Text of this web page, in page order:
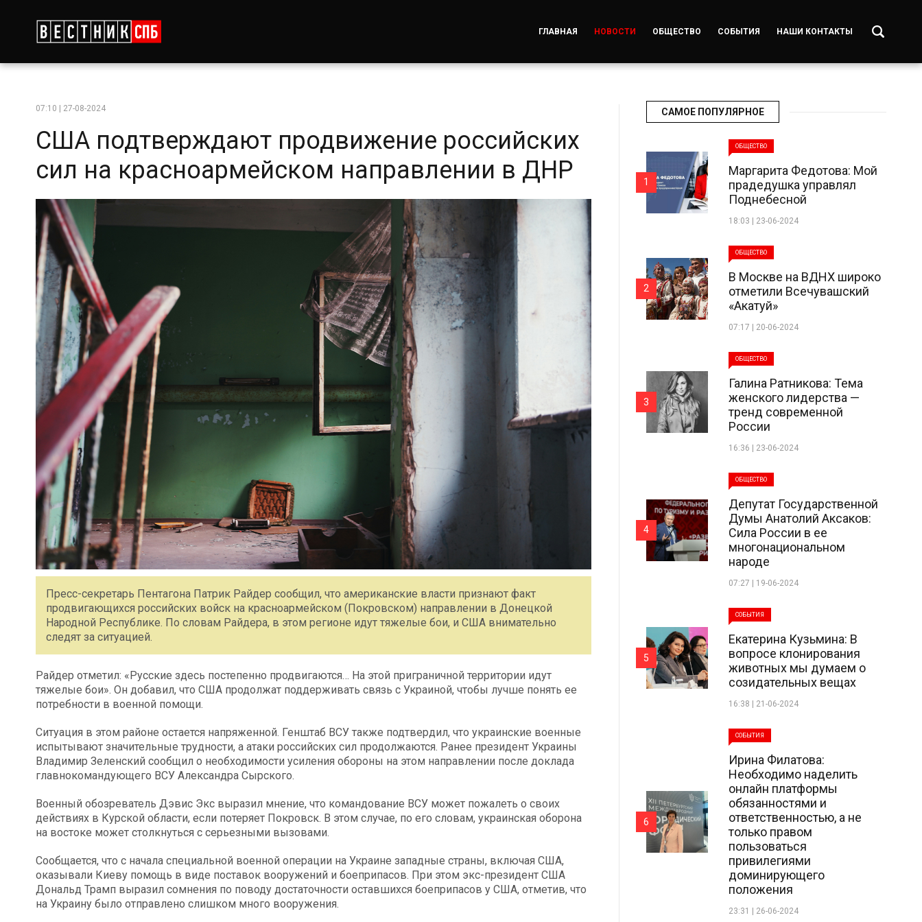
ГЛАВНАЯ НОВОСТИ ОБЩЕСТВО СОБЫТИЯ НАШИ КОНТАКТЫ
07:10 | 27-08-2024
США подтверждают продвижение российских
сил на красноармейском направлении в ДНР
Пресс-секретарь Пентагона Патрик Райдер сообщил, что американские власти признают факт
продвигающихся российских войск на красноармейском (Покровском) направлении в Донецкой
Народной Республике. По словам Райдера, в этом регионе идут тяжелые бои, и США внимательно
следят за ситуацией.
Райдер отметил: «Русские здесь постепенно продвигаются… На этой приграничной территории идут
тяжелые бои». Он добавил, что США продолжат поддерживать связь с Украиной, чтобы лучше понять ее
потребности в военной помощи.
Ситуация в этом районе остается напряженной. Генштаб ВСУ также подтвердил, что украинские военные
испытывают значительные трудности, а атаки российских сил продолжаются. Ранее президент Украины
Владимир Зеленский сообщил о необходимости усиления обороны на этом направлении после доклада
главнокомандующего ВСУ Александра Сырского.
Военный обозреватель Дэвис Экс выразил мнение, что командование ВСУ может пожалеть о своих
действиях в Курской области, если потеряет Покровск. В этом случае, по его словам, украинская оборона
на востоке может столкнуться с серьезными вызовами.
Сообщается, что с начала специальной военной операции на Украине западные страны, включая США,
оказывали Киеву помощь в виде поставок вооружений и боеприпасов. При этом экс-президент США
Дональд Трамп выразил сомнения по поводу достаточности оставшихся боеприпасов у США, отметив, что
на Украину было отправлено слишком много вооружения.
САМОЕ ПОПУЛЯРНОЕ
ОБЩЕСТВО
Маргарита Федотова: Мой
прадедушка управлял
Поднебесной
18:03 | 23-06-2024
1
ОБЩЕСТВО
В Москве на ВДНХ широко
отметили Всечувашский
«Акатуй»
07:17 | 20-06-2024
2
ОБЩЕСТВО
Галина Ратникова: Тема
женского лидерства —
тренд современной
России
16:36 | 23-06-2024
3
ОБЩЕСТВО
Депутат Государственной
Думы Анатолий Аксаков:
Сила России в ее
многонациональном
народе
07:27 | 19-06-2024
4
СОБЫТИЯ
Екатерина Кузьмина: В
вопросе клонирования
животных мы думаем о
созидательных вещах
16:38 | 21-06-2024
5
СОБЫТИЯ
Ирина Филатова:
Необходимо наделить
онлайн платформы
обязанностями и
ответственностью, а не
только правом
пользоваться
привилегиями
доминирующего
положения
23:31 | 26-06-2024
6